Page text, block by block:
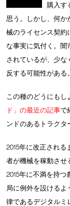
購入す
思う。しかし、何
械のライセンス契約
な事実に気付く。闇
されているが、少な
反する可能性がある。
この種のどうにもし
ド」の最近の記事で
ンドのあるトラクタ
2015年に改正され
者が機械を稼動させ
2015年に不満を持
局に例外を設けるよ
律であるデジタルミ